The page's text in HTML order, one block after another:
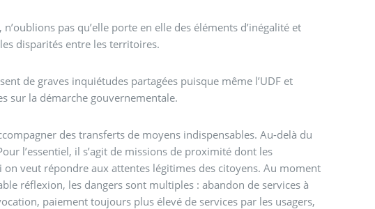
pas qu’elle porte en elle des éléments d’inégalité et
disparités entre les territoires.
de graves inquiétudes partagées puisque même l’UDF et
sur la démarche gouvernementale.
des transferts de moyens indispensables. Au-delà du
l’essentiel, il s’agit de missions de proximité dont les
veut répondre aux attentes légitimes des citoyens. Au moment
réflexion, les dangers sont multiples : abandon de services à
paiement toujours plus élevé de services par les usagers,